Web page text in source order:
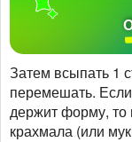
Затем всыпать 1
перемешать.
держит форму,
крахмала (или